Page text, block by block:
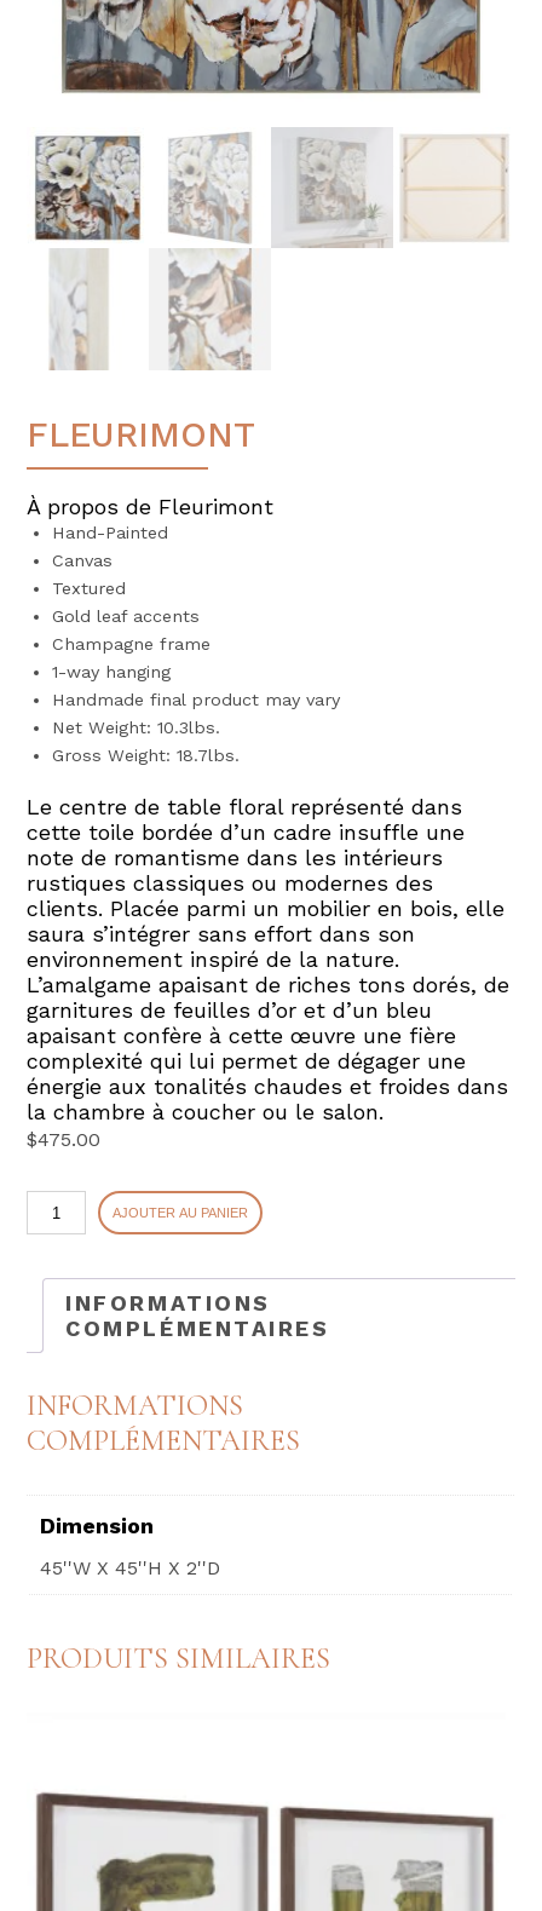
FLEURIMONT
À propos de Fleurimont
Hand-Painted
Canvas
Textured
Gold leaf accents
Champagne frame
1-way hanging
Handmade final product may vary
Net Weight: 10.3lbs.
Gross Weight: 18.7lbs.
Le centre de table floral représenté dans
cette toile bordée d’un cadre insuffle une
note de romantisme dans les intérieurs
rustiques classiques ou modernes des
clients. Placée parmi un mobilier en bois, elle
saura s’intégrer sans effort dans son
environnement inspiré de la nature.
L’amalgame apaisant de riches tons dorés, de
garnitures de feuilles d’or et d’un bleu
apaisant confère à cette œuvre une fière
complexité qui lui permet de dégager une
énergie aux tonalités chaudes et froides dans
la chambre à coucher ou le salon.
$475.00
quantité
de
AJOUTER AU PANIER
INFORMATIONS
COMPLÉMENTAIRES
INFORMATIONS
COMPLÉMENTAIRES
Dimension
45''W X 45''H X 2''D
PRODUITS SIMILAIRES